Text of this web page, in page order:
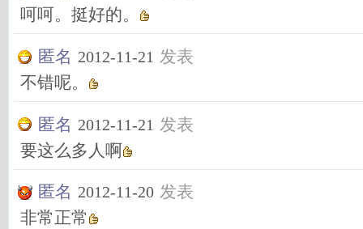
呵呵。挺好的。
匿名 2012-11-21 发表
不错呢。
匿名 2012-11-21 发表
要这么多人啊
匿名 2012-11-20 发表
非常正常